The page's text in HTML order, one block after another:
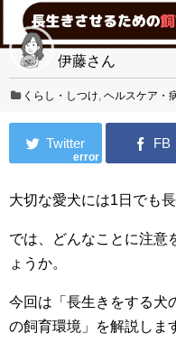
伊藤さん
くらし・しつけ,ヘルスケア・
error
大切な愛犬には1日でも
では、どんなことに注意
ょうか。
今回は「長生きをする犬
の飼育環境」を解説しま